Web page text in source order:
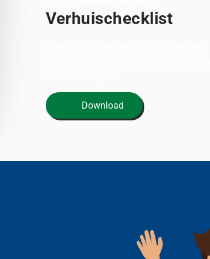
Verhuischecklist
Download